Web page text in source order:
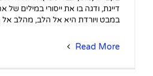
דייגת, ודגה בו את ייסורי במילים
במבט ויורדת היא אל הלב, מהלב אל
Read More